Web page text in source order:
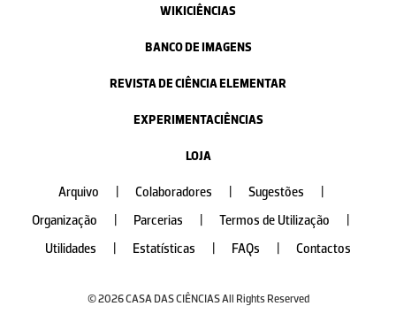
WIKICIÊNCIAS
BANCO DE IMAGENS
REVISTA DE CIÊNCIA ELEMENTAR
EXPERIMENTACIÊNCIAS
LOJA
Arquivo Colaboradores Sugestões
Organização
Parcerias Termos de Utilização
Utilidades
Estatísticas FAQs Contactos
© 2026 CASA DAS CIÊNCIAS All Rights Reserved